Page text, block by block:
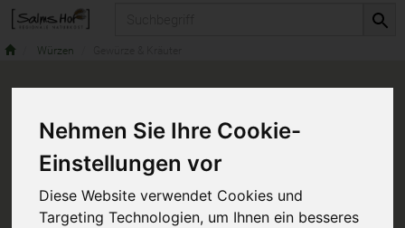
Nehmen Sie Ihre Cookie-
Einstellungen vor
Diese Website verwendet Cookies und
Targeting Technologien, um Ihnen ein besseres
Würzen